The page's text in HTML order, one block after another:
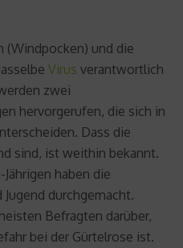
und die
Virus verantwortlich
zwei
hervorgerufen, die sich in
Dass die
sind, ist weithin bekannt.
haben die
durchgemacht.
Befragten darüber,
bei der Gürtelrose ist.